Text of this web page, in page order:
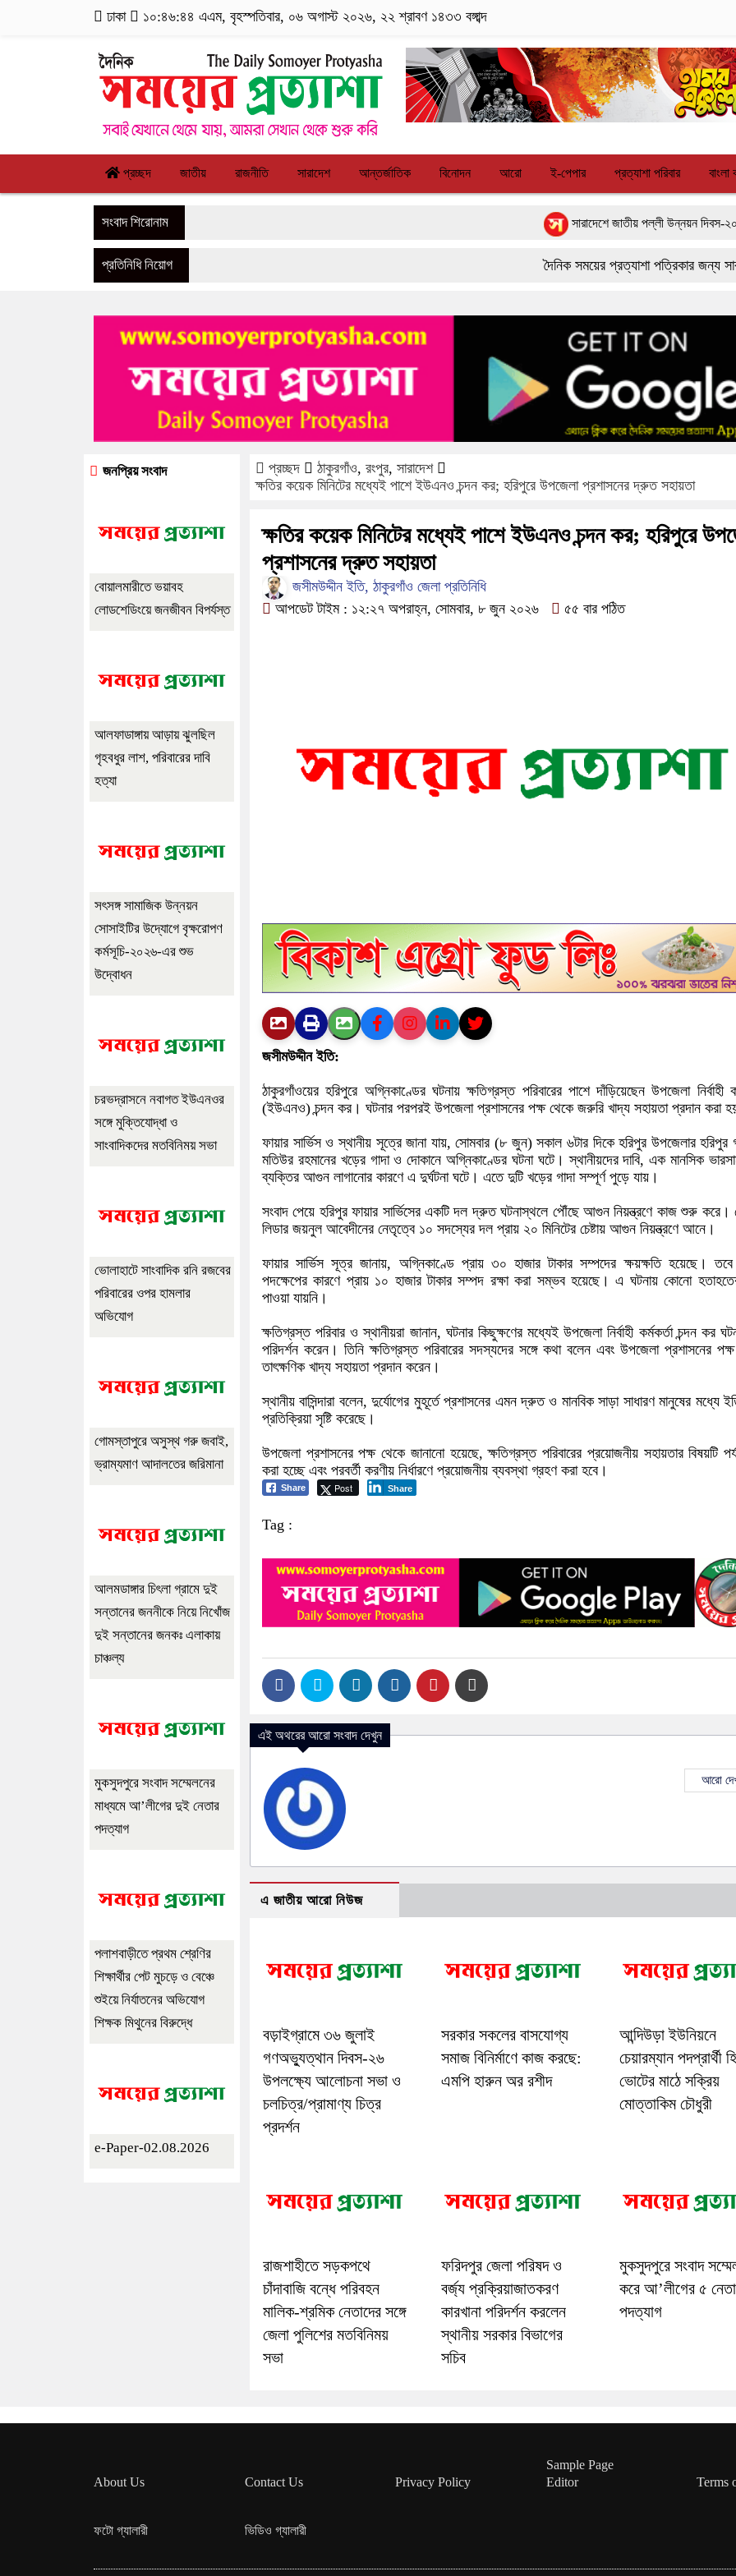
ঢাকা ১০:৪৬:৪৫ এএম, বৃহস্পতিবার, ০৬ অগাস্ট ২০২৬, ২২ শ্রাবণ ১৪৩৩ বঙ্গাব্দ
প্রচ্ছদ জাতীয় রাজনীতি সারাদেশ আন্তর্জাতিক বিনোদন আরো ই-পেপার প্রত্যাশা পরিবার বাংলা
সংবাদ শিরোনাম সারাদেশে জাতীয় পল্লী উন্নয়ন দিবস-২০২৬ পালিত
পাংশা সরকারী কলেজে রবীন্দ্র-নজরুল জয়ন্তী উদযাপন
ফরিদপুরে ‘শ্মশান বন্ধু’ কানু সেন অনেকটাই সুস্থ
প্রতিনিধি নিয়োগ দৈনিক সময়ের প্রত্যাশা পত্রিকার জন্য সারা
প্রচ্ছদ ঠাকুরগাঁও, রংপুর, সারাদেশ
ক্ষতির কয়েক মিনিটের মধ্যেই পাশে ইউএনও চন্দন কর; হরিপুরে উপজেলা প্রশাসনের দ্রুত সহায়তা
ক্ষতির কয়েক মিনিটের মধ্যেই পাশে ইউএনও চন্দন কর; হরিপুরে
প্রশাসনের দ্রুত সহায়তা
জসীমউদ্দীন ইতি, ঠাকুরগাঁও জেলা প্রতিনিধি
আপডেট টাইম : ১২:২৭ অপরাহ্ন, সোমবার, ৮ জুন ২০২৬
৫৫ বার পঠিত
জসীমউদ্দীন ইতি:
ঠাকুরগাঁওয়ের হরিপুরে অগ্নিকাণ্ডের ঘটনায় ক্ষতিগ্রস্ত পরিবারের পাশে দাঁড়িয়েছেন উপজেলা নির্বাহী
(ইউএনও) চন্দন কর। ঘটনার পরপরই উপজেলা প্রশাসনের পক্ষ থেকে জরুরি খাদ্য সহায়তা প্রদান করা
ফায়ার সার্ভিস ও স্থানীয় সূত্রে জানা যায়, সোমবার (৮ জুন) সকাল ৬টার দিকে হরিপুর উপজেলার হরিপুর
মতিউর রহমানের খড়ের গাদা ও দোকানে অগ্নিকাণ্ডের ঘটনা ঘটে। স্থানীয়দের দাবি, এক মানসিক
ব্যক্তির আগুন লাগানোর কারণে এ দুর্ঘটনা ঘটে। এতে দুটি খড়ের গাদা সম্পূর্ণ পুড়ে যায়।
সংবাদ পেয়ে হরিপুর ফায়ার সার্ভিসের একটি দল দ্রুত ঘটনাস্থলে পৌঁছে আগুন নিয়ন্ত্রণে কাজ শুরু করে।
লিডার জয়নুল আবেদীনের নেতৃত্বে ১০ সদস্যের দল প্রায় ২০ মিনিটের চেষ্টায় আগুন নিয়ন্ত্রণে আনে।
ফায়ার সার্ভিস সূত্র জানায়, অগ্নিকাণ্ডে প্রায় ৩০ হাজার টাকার সম্পদের ক্ষয়ক্ষতি হয়েছে।
পদক্ষেপের কারণে প্রায় ১০ হাজার টাকার সম্পদ রক্ষা করা সম্ভব হয়েছে। এ ঘটনায় কোনো
পাওয়া যায়নি।
ক্ষতিগ্রস্ত পরিবার ও স্থানীয়রা জানান, ঘটনার কিছুক্ষণের মধ্যেই উপজেলা নির্বাহী কর্মকর্তা চন্দন কর
পরিদর্শন করেন। তিনি ক্ষতিগ্রস্ত পরিবারের সদস্যদের সঙ্গে কথা বলেন এবং উপজেলা প্রশাসনের
তাৎক্ষণিক খাদ্য সহায়তা প্রদান করেন।
স্থানীয় বাসিন্দারা বলেন, দুর্যোগের মুহূর্তে প্রশাসনের এমন দ্রুত ও মানবিক সাড়া সাধারণ মানুষের মধ্যে
প্রতিক্রিয়া সৃষ্টি করেছে।
উপজেলা প্রশাসনের পক্ষ থেকে জানানো হয়েছে, ক্ষতিগ্রস্ত পরিবারের প্রয়োজনীয় সহায়তার বিষয়টি
করা হচ্ছে এবং পরবর্তী করণীয় নির্ধারণে প্রয়োজনীয় ব্যবস্থা গ্রহণ করা হবে।
Share Post Share
Tag :
এই অথরের আরো সংবাদ দেখুন
আরো
এ জাতীয় আরো নিউজ
বড়াইগ্রামে ৩৬ জুলাই
গণঅভ্যুত্থান দিবস-২৬
উপলক্ষ্যে আলোচনা সভা ও
চলচিত্র/প্রামাণ্য চিত্র
প্রদর্শন
সরকার সকলের বাসযোগ্য
সমাজ বিনির্মাণে কাজ করছে:
এমপি হারুন অর রশীদ
আন্দিউড়া ইউনিয়নে
চেয়ারম্যান পদপ্রার্থী
ভোটের মাঠে সক্রিয়
মোত্তাকিম চৌধুরী
রাজশাহীতে সড়কপথে
চাঁদাবাজি বন্ধে পরিবহন
মালিক-শ্রমিক নেতাদের সঙ্গে
জেলা পুলিশের মতবিনিময়
সভা
ফরিদপুর জেলা পরিষদ ও
বর্জ্য প্রক্রিয়াজাতকরণ
কারখানা পরিদর্শন করলেন
স্থানীয় সরকার বিভাগের
সচিব
মুকসুদপুরে সংবাদ
করে আ’লীগের ৫
পদত্যাগ
জনপ্রিয় সংবাদ
বোয়ালমারীতে ভয়াবহ
লোডশেডিংয়ে জনজীবন বিপর্যস্ত
আলফাডাঙ্গায় আড়ায় ঝুলছিল
গৃহবধুর লাশ, পরিবারের দাবি
হত্যা
সৎসঙ্গ সামাজিক উন্নয়ন
সোসাইটির উদ্যোগে বৃক্ষরোপণ
কর্মসূচি-২০২৬-এর শুভ
উদ্বোধন
চরভদ্রাসনে নবাগত ইউএনওর
সঙ্গে মুক্তিযোদ্ধা ও
সাংবাদিকদের মতবিনিময় সভা
ভোলাহাটে সাংবাদিক রনি রজবের
পরিবারের ওপর হামলার
অভিযোগ
গোমস্তাপুরে অসুস্থ গরু জবাই,
ভ্রাম্যমাণ আদালতের জরিমানা
আলমডাঙ্গার চিৎলা গ্রামে দুই
সন্তানের জননীকে নিয়ে নিখোঁজ
দুই সন্তানের জনকঃ এলাকায়
চাঞ্চল্য
মুকসুদপুরে সংবাদ সম্মেলনের
মাধ্যমে আ’লীগের দুই নেতার
পদত্যাগ
পলাশবাড়ীতে প্রথম শ্রেণির
শিক্ষার্থীর পেট মুচড়ে ও বেঞ্চে
শুইয়ে নির্যাতনের অভিযোগ
শিক্ষক মিথুনের বিরুদ্ধে
e-Paper-02.08.2026
About Us Contact Us Privacy Policy
Sample Page
Editor
Terms
ফটো গ্যালারী ভিডিও গ্যালারী